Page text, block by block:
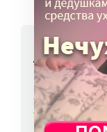
НОВОСТИ
Вторая
августа —
7 авг, 19:25